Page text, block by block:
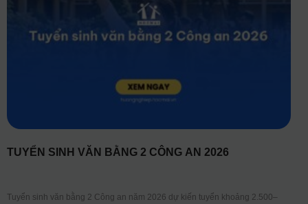
TUYỂN SINH VĂN BẰNG 2 CÔNG AN 2026
Tuyển sinh văn bằng 2 Công an năm 2026 dự kiến tuyển khoảng 2.500–